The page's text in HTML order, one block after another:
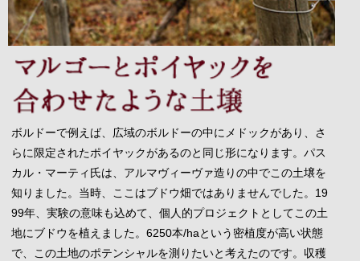
ボルドーで例えば、広域のボルドーの中にメドックがあり、さ
らに限定されたポイヤックがあるのと同じ形になります。パス
カル・マーティ氏は、アルマヴィーヴァ造りの中でこの土壌を
知りました。当時、ここはブドウ畑ではありませんでした。19
99年、実験の意味も込めて、個人的プロジェクトとしてこの土
地にブドウを植えました。6250本/haという密植度が高い状態
で、この土地のポテンシャルを測りたいと考えたのです。収穫